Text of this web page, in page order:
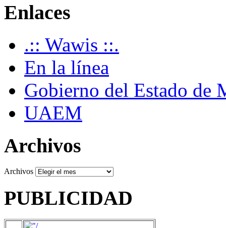
Enlaces
.:: Wawis ::.
En la línea
Gobierno del Estado de
UAEM
Archivos
Archivos
PUBLICIDAD